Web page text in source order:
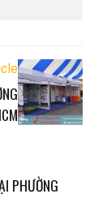
– HCM
PHƯỜNG